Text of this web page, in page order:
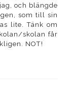
och blängde
som till sin
lite. Tänk om
skolan får
NOT!